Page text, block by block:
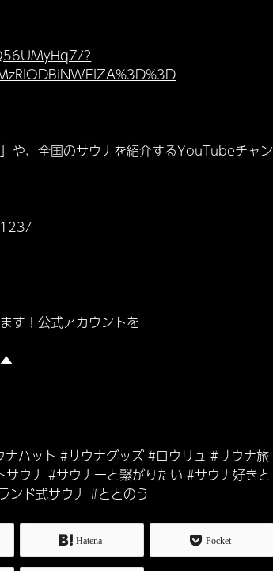
?
や、全国のサウナを紹介するYouTubeチャン
す！公式アカウントを
▲
ハット #サウナグッズ #ロウリュ #サウナ旅
ウナ #サウナーと繋がりたい #サウナ好きと
ンド式サウナ #ととのう
Hatena Pocket